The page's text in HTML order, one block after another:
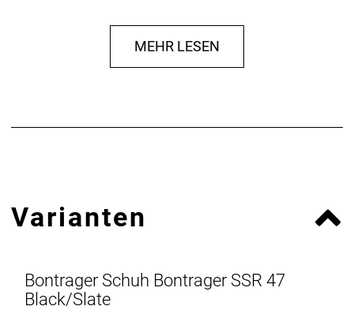
- Fasergehalt (Liner): 100% Polyester
- Fasergehalt (Sohle): 100% Gummi
- Fasergehalt (oben): 60,9% Polyester, 37,1% PU, 2%
MEHR LESEN
Varianten
Bontrager Schuh Bontrager SSR 47
Black/Slate